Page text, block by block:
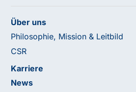
Über uns
Philosophie, Mission & Leitbild
CSR
Karriere
News